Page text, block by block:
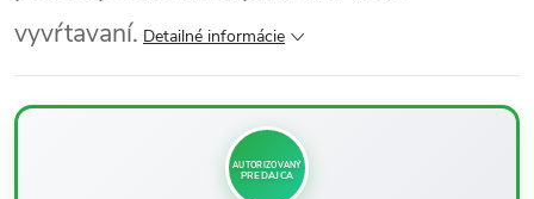
vyvŕtavaní. Detailné informácie
AUTORIZOVANÝ
PREDAJCA